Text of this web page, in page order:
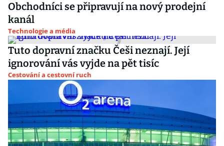
Obchodníci se připravují na nový prodejní
kanál
Technologie a média
Tuto dopravní značku Češi neznají. Její
ignorování vás vyjde na pět tisíc
Cestování a cestovní ruch